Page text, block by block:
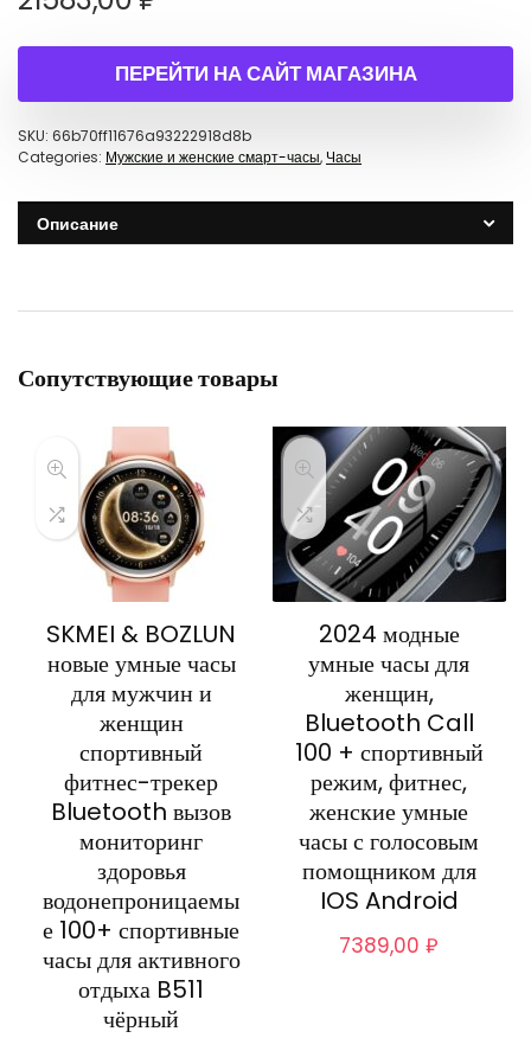
ПЕРЕЙТИ НА САЙТ МАГАЗИНА
SKU: 66b70ff11676a93222918d8b
Categories: Мужские и женские смарт-часы, Часы
Описание
Сопутствующие товары
SKMEI & BOZLUN
новые умные часы
для мужчин и
женщин
спортивный
фитнес-трекер
Bluetooth вызов
мониторинг
здоровья
водонепроницаемы
е 100+ спортивные
часы для активного
отдыха B511
чёрный
2024 модные
умные часы для
женщин,
Bluetooth Call
100 + спортивный
режим, фитнес,
женские умные
часы с голосовым
помощником для
IOS Android
7389,00₽